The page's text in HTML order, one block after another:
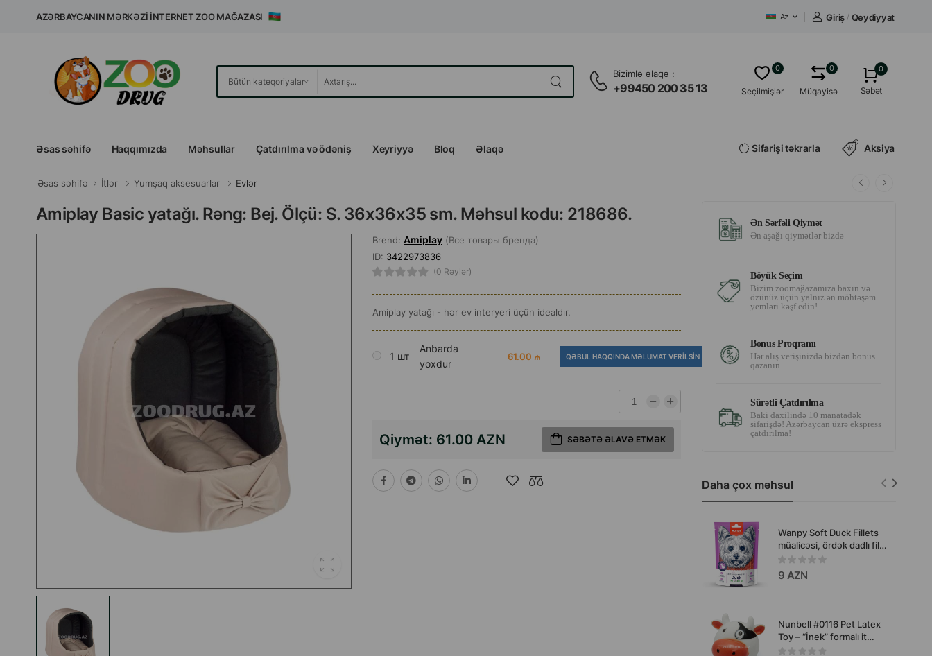
AZƏRBAYCANIN MƏRKƏZI İNTERNET ZOO MAĞAZASI Az Giriş / Qeydiyyat
Bizimlə əlaqə :
+99450 200 35 13 Seçilmişlər
0
Müqayisə
0 0
Səbət
Əsas səhifə Haqqımızda Məhsullar Çatdırılma və ödəniş Xeyriyyə Bloq Əlaqə Sifarişi təkrarla Aksiya
Əsas səhifə İtlər Yumşaq aksesuarlar Evlər
Amiplay Basic yatağı. Rəng: Bej. Ölçü: S. 36x36x35 sm. Məhsul kodu: 218686.
Brend: Amiplay (Все товары бренда)
ID: 3422973836
(0 Rəylər)
Amiplay yatağı - hər ev interyeri üçün idealdır.
1 шт
Anbarda
yoxdur
61.00 ₼ QƏBUL HAQQINDA MƏLUMAT VERILSIN
Qiymət: 61.00 AZN SƏBƏTƏ ƏLAVƏ ETMƏK
Ən Sərfəli Qiymət
Ən aşağı qiymətlər bizdə
Böyük Seçim
Bizim zoomağazamıza baxın və
özünüz üçün yalnız ən möhtəşəm
yemləri kəşf edin!
Bonus Proqramı
Hər alış verişinizdə bizdən bonus
qazanın
Sürətli Çatdırılma
Baki daxilində 10 manatadək
sifarişdə! Azərbaycan üzrə ekspress
çatdırılma!
Daha çox məhsul
Wanpy Soft Duck Fillets
müalicəsi, ördək dadlı file,
itlər üçün, 100 q.
9 AZN
Nunbell #0116 Pet Latex
Toy – “İnek” formalı it
oyuncağı